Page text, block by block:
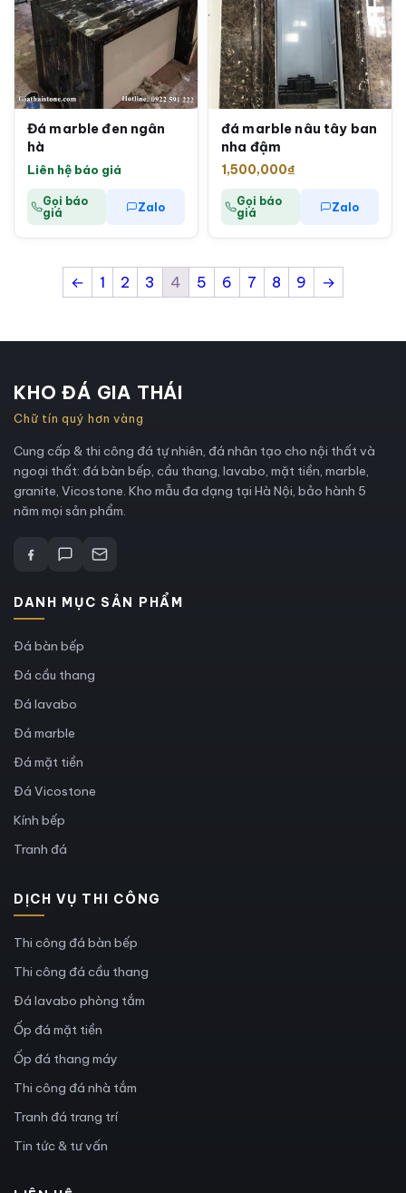
Đá marble đen ngân
hà
Liên hệ báo giá
Gọi báo
giá
Zalo
đá marble nâu tây ban
nha đậm
1,500,000₫
Gọi báo
giá
Zalo
← 1 2 3 4 5 6 7 8 9 →
KHO ĐÁ GIA THÁI
Chữ tín quý hơn vàng
Cung cấp & thi công đá tự nhiên, đá nhân tạo cho nội thất và
ngoại thất: đá bàn bếp, cầu thang, lavabo, mặt tiền, marble,
granite, Vicostone. Kho mẫu đa dạng tại Hà Nội, bảo hành 5
năm mọi sản phẩm.
DANH MỤC SẢN PHẨM
Đá bàn bếp
Đá cầu thang
Đá lavabo
Đá marble
Đá mặt tiền
Đá Vicostone
Kính bếp
Tranh đá
DỊCH VỤ THI CÔNG
Thi công đá bàn bếp
Thi công đá cầu thang
Đá lavabo phòng tắm
Ốp đá mặt tiền
Ốp đá thang máy
Thi công đá nhà tắm
Tranh đá trang trí
Tin tức & tư vấn